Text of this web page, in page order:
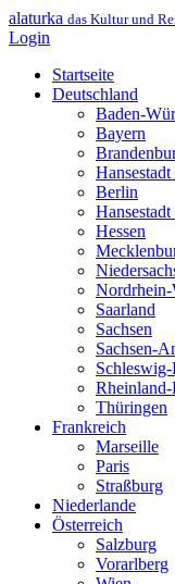
alaturka das Kultur und
Login
Startseite
Deutschland
Baden-
Bayern
Berlin
Hessen
Nordrhein-
Saarland
Sachsen
Sachsen-
Thüringen
Frankreich
Marseille
Paris
Straßburg
Niederlande
Österreich
Salzburg
Vorarlberg